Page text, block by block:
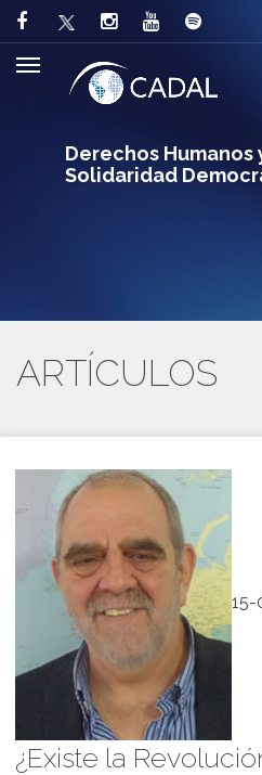
Derechos Humanos
Solidaridad
ARTÍCULOS
15-
¿Existe la